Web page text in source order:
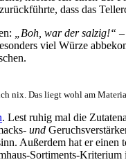
dass das
„Boh, war der salzig!“
viel Würze
nix. Das liegt wohl am
. Lest ruhig mal die
und
Außerdem hat er
Sortiments-